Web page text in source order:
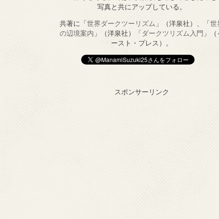
写真と共にアップしている。
共著に「世界ダークツーリズム 」（洋泉社）、「世
の辺境案内 」（洋泉社）「 ダークツリズム入門 」
ースト・プレス）。
スポンサーリンク